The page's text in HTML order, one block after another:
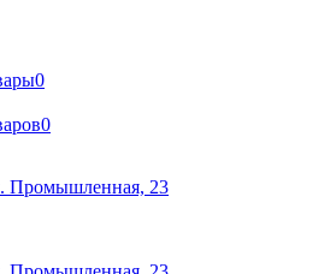
0
0
Промышленная, 23